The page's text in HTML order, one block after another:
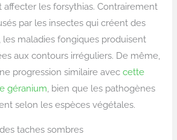
les forsythias. Contrairement
par les insectes qui créent des
les maladies fongiques produisent
aux contours irréguliers. De même,
progression similaire aveccette
géranium , bien que les pathogènes
selon les espèces végétales.
taches sombres